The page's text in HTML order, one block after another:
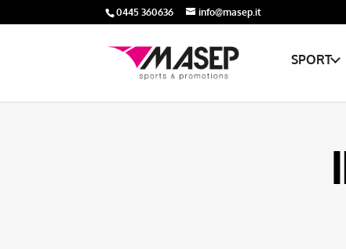
0445 360636 info@masep.it
SPORT